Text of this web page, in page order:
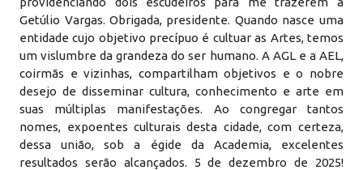
Getúlio Vargas. Obrigada, presidente. Quando nasce uma
entidade cujo objetivo precípuo é cultuar as Artes, temos
um vislumbre da grandeza do ser humano. A AGL e a AEL,
coirmãs e vizinhas, compartilham objetivos e o nobre
desejo de disseminar cultura, conhecimento e arte em
suas múltiplas manifestações. Ao congregar tantos
nomes, expoentes culturais desta cidade, com certeza,
dessa união, sob a égide da Academia, excelentes
resultados serão alcançados. 5 de dezembro de 2025!